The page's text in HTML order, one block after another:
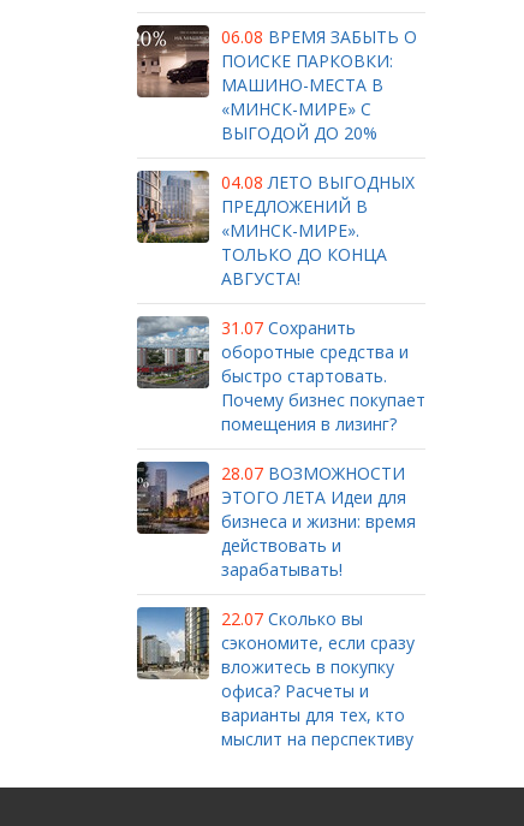
06.08 ВРЕМЯ ЗАБЫТЬ О
ПОИСКЕ ПАРКОВКИ:
МАШИНО-МЕСТА В
«МИНСК-МИРЕ» С
ВЫГОДОЙ ДО 20%
04.08 ЛЕТО ВЫГОДНЫХ
ПРЕДЛОЖЕНИЙ В
«МИНСК-МИРЕ».
ТОЛЬКО ДО КОНЦА
АВГУСТА!
31.07 Сохранить
оборотные средства и
быстро стартовать.
Почему бизнес покупает
помещения в лизинг?
28.07 ВОЗМОЖНОСТИ
ЭТОГО ЛЕТА Идеи для
бизнеса и жизни: время
действовать и
зарабатывать!
22.07 Сколько вы
сэкономите, если сразу
вложитесь в покупку
офиса? Расчеты и
варианты для тех, кто
мыслит на перспективу